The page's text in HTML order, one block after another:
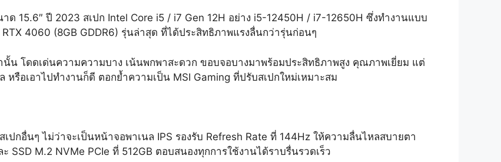
ด 15.6″ ปี 2023 สเปก Intel Core i5 / i7 Gen 12H อย่าง i5-12450H / i7-12650H ซึ่งทำงานแบบ
4060 (8GB GDDR6) รุ่นล่าสุด ที่ได้ประสิทธิภาพแรงลื่นกว่ารุ่นก่อนๆ
นั้น โดดเด่นความความบาง เน้นพกพาสะดวก ขอบจอบางมาพร้อมประสิทธิภาพสูง คุณภาพเยี่ยม แต่
หรือเอาไปทำงานก็ดี ตอกย้ำความเป็น MSI Gaming ที่ปรับสเปกใหม่เหมาะสม
กอื่นๆ ไม่ว่าจะเป็นหน้าจอพาเนล IPS รองรับ Refresh Rate ที่ 144Hz ให้ความลื่นไหลสบายตา
SSD M.2 NVMe PCIe ที่ 512GB ตอบสนองทุกการใช้งานได้ราบรื่นรวดเร็ว